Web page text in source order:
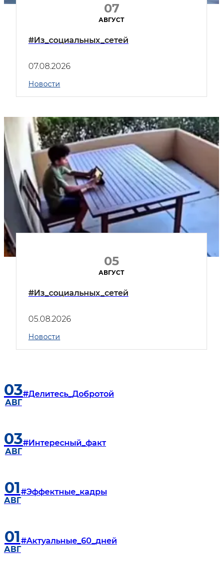
07
АВГУСТ
#Из_социальных_сетей
07.08.2026
Новости
05
АВГУСТ
#Из_социальных_сетей
05.08.2026
Новости
03
АВГ
#Делитесь_Добротой
03
АВГ
#Интересный_факт
01
АВГ
#Эффектные_кадры
01
АВГ
#Актуальные_60_дней